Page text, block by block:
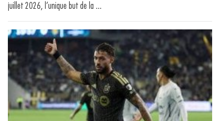
juillet 2026, l’unique but de la ...